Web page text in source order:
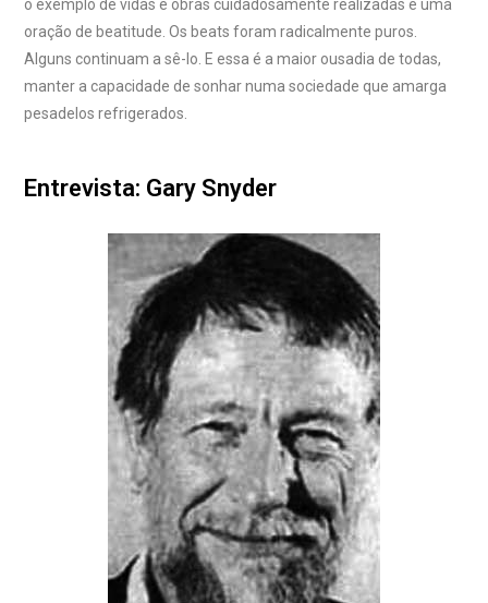
o exemplo de vidas e obras cuidadosamente realizadas é uma
oração de beatitude. Os beats foram radicalmente puros.
Alguns continuam a sê-lo. E essa é a maior ousadia de todas,
manter a capacidade de sonhar numa sociedade que amarga
pesadelos refrigerados.
Entrevista: Gary Snyder